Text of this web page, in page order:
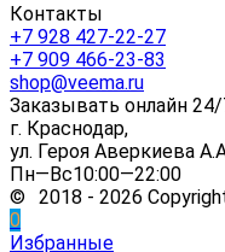
Контакты
+7 928 427-22-27
+7 909 466-23-83
shop@veema.ru
Заказывать онлайн
г. Краснодар,
ул. Героя Аверкиева
Пн—Вс10:00—22:00
© 2018 - 2026
0
Избранные